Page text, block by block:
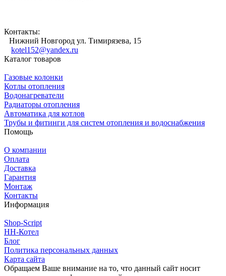
Контакты:
Нижний Новгород ул. Тимирязева, 15
kotel152@yandex.ru
Каталог товаров
Газовые колонки
Котлы отопления
Водонагреватели
Радиаторы отопления
Автоматика для котлов
Трубы и фитинги для систем отопления и водоснабжения
Помощь
О компании
Оплата
Доставка
Гарантия
Монтаж
Контакты
Информация
Shop-Script
НН-Котел
Блог
Политика персональных данных
Карта сайта
Обращаем Ваше внимание на то, что данный сайт носит